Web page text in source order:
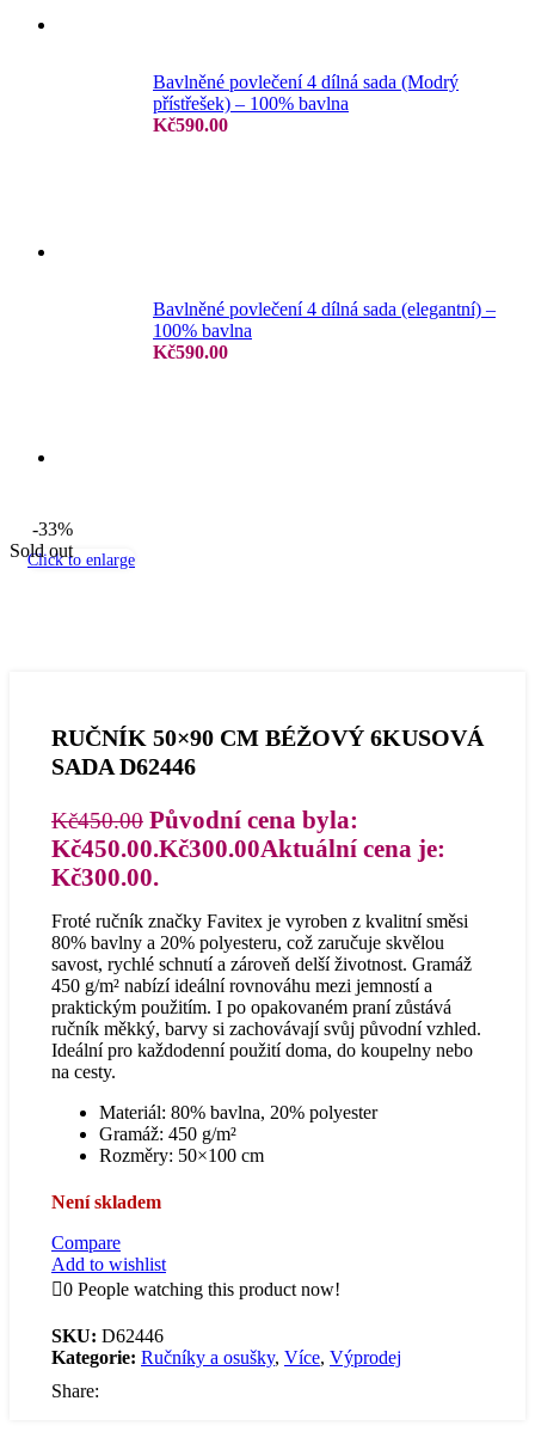
Bavlněné povlečení 4 dílná sada (Modrý
přístřešek) – 100% bavlna
Kč590.00
Bavlněné povlečení 4 dílná sada (elegantní) –
100% bavlna
Kč590.00
-33%
Sold out
Click to enlarge
RUČNÍK 50×90 CM BÉŽOVÝ 6KUSOVÁ
SADA D62446
Kč450.00 Původní cena byla:
Kč450.00.Kč300.00Aktuální cena je:
Kč300.00.
Froté ručník značky Favitex je vyroben z kvalitní směsi
80% bavlny a 20% polyesteru, což zaručuje skvělou
savost, rychlé schnutí a zároveň delší životnost. Gramáž
450 g/m² nabízí ideální rovnováhu mezi jemností a
praktickým použitím. I po opakovaném praní zůstává
ručník měkký, barvy si zachovávají svůj původní vzhled.
Ideální pro každodenní použití doma, do koupelny nebo
na cesty.
Materiál: 80% bavlna, 20% polyester
Gramáž: 450 g/m²
Rozměry: 50×100 cm
Není skladem
Compare
Add to wishlist
0 People watching this product now!
SKU: D62446
Kategorie: Ručníky a osušky, Více, Výprodej
Share: